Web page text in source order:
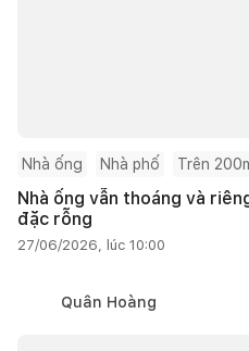
Nhà ống Nhà phố Trên
Nhà ống vẫn thoáng và
đặc rỗng
27/06/2026, lúc 10:00
Quân Hoàng